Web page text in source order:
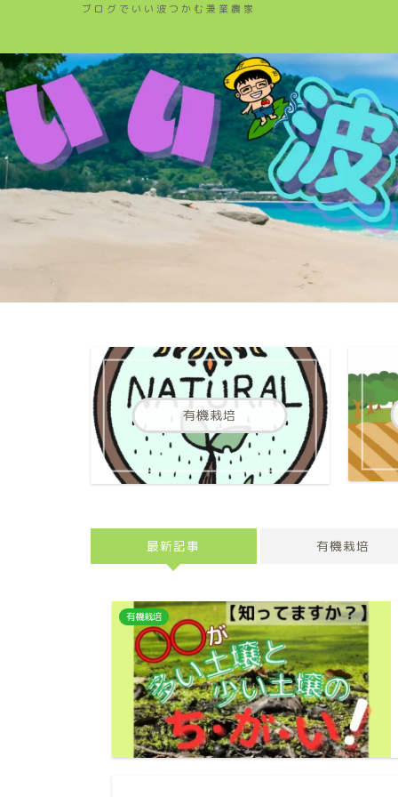
ブログでいい波つかむ兼業農家
有機栽培
最新記事 有機栽培
有機栽培